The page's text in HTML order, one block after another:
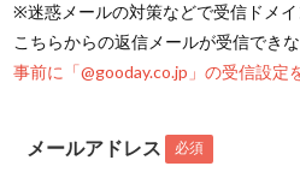
※迷惑メールの対策などで受信ドメイ
こちらからの返信メールが受信でき
事前に「@gooday.co.jp」の受信設定
メールアドレス 必須